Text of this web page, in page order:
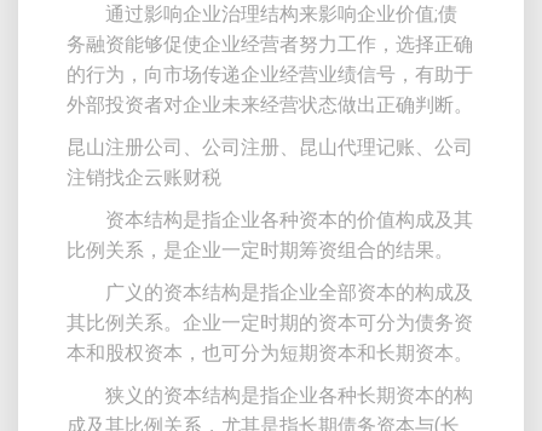
通过影响企业治理结构来影响企业价值;债
务融资能够促使企业经营者努力工作，选择正确
的行为，向市场传递企业经营业绩信号，有助于
外部投资者对企业未来经营状态做出正确判断。
昆山注册公司、公司注册、昆山代理记账、公司
注销找企云账财税
资本结构是指企业各种资本的价值构成及其
比例关系，是企业一定时期筹资组合的结果。
广义的资本结构是指企业全部资本的构成及
其比例关系。企业一定时期的资本可分为债务资
本和股权资本，也可分为短期资本和长期资本。
狭义的资本结构是指企业各种长期资本的构
成及其比例关系，尤其是指长期债务资本与(长